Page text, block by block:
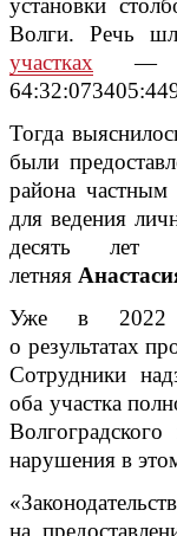
Волги. Речь
участках — с
Тогда
были
района
для ведения
десять
летняя
Уже в 2022
о результатах
Сотрудники
оба участка
нарушения в
на